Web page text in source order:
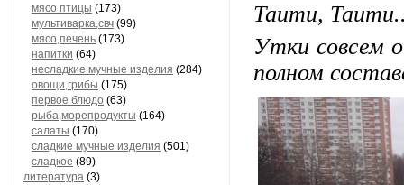
мясо птицы (173)
мультиварка,свч (99)
мясо,печень (173)
напитки (64)
несладкие мучные изделия (284)
овощи,грибы (175)
первое блюдо (63)
рыба,морепродукты (164)
салаты (170)
сладкие мучные изделия (501)
сладкое (89)
литература (3)
Таити,
Утки совсем
полном